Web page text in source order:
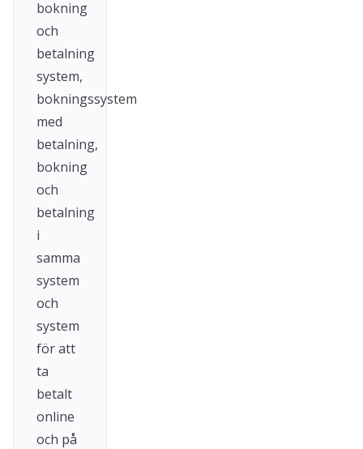
bokning
och
betalning
system,
bokningssystem
med
betalning,
bokning
och
betalning
i
samma
system
och
system
för att
ta
betalt
online
och på